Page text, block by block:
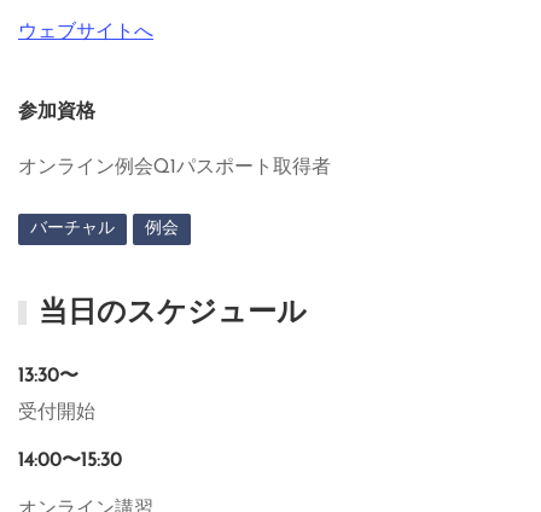
ウェブサイトへ
参加資格
オンライン例会Q1パスポート取得者
バーチャル 例会
当日のスケジュール
13:30〜
受付開始
14:00〜15:30